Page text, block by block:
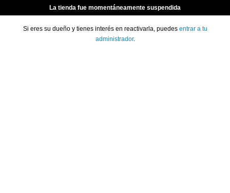
La tienda fue momentáneamente suspendida
Si eres su dueño y tienes interés en reactivarla, puedes entrar a tu
administrador.